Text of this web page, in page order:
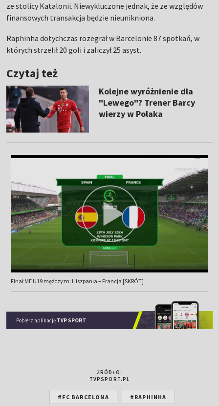
ze stolicy Katalonii. Niewykluczone jednak, że ze względów
finansowych transakcja będzie nieunikniona.
Raphinha dotychczas rozegrał w Barcelonie 87 spotkań, w
których strzelił 20 goli i zaliczył 25 asyst.
Czytaj też
Kolejne wyróżnienie dla
"Lewego"? Trener Barcy
wierzy w Polaka
Finał ME U19 mężczyzn: Hiszpania – Francja [SKRÓT]
Pobierz aplikację TVP SPORT
ŹRÓDŁO:
TVPSPORT.PL
#FC BARCELONA #RAPHINHA